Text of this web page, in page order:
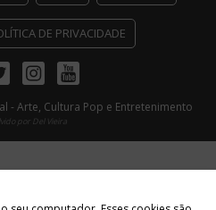
DE PRIVACIDADE
InstagramYoutube
- Arte, Cultura Pop e Entretenimento
por Del Vieira